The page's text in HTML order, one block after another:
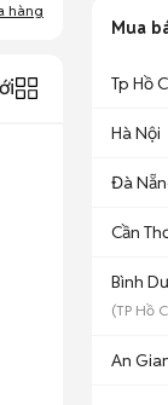
hàng
Mua
Tp Hồ
Hà Nội
Đà
Cần
Bình
(TP Hồ
An